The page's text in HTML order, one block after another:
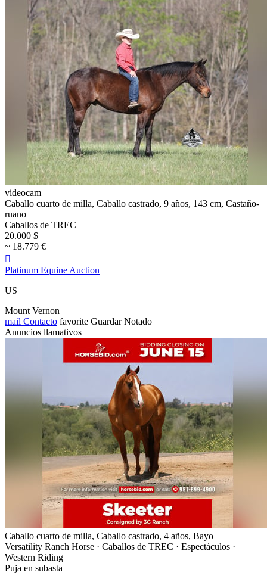
videocam
Caballo cuarto de milla, Caballo castrado, 9 años, 143 cm, Castaño-
ruano
Caballos de TREC
20.000 $
~ 18.779 €

Platinum Equine Auction
US
Mount Vernon
mail Contacto favorite Guardar Notado
Anuncios llamativos
Caballo cuarto de milla, Caballo castrado, 4 años, Bayo
Versatility Ranch Horse · Caballos de TREC · Espectáculos ·
Western Riding
Puja en subasta